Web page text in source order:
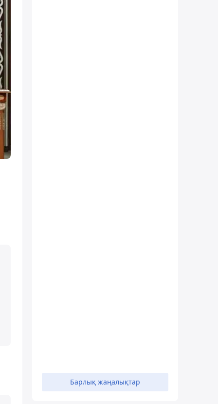
Барлық жаңалықтар